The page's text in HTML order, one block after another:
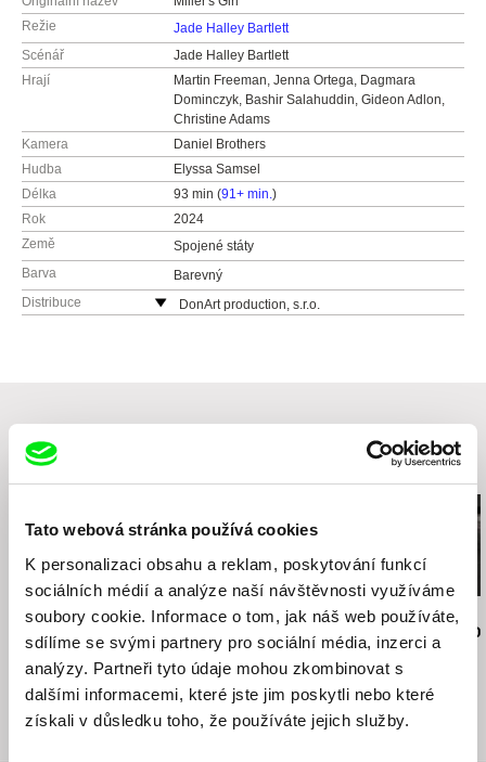
Tato webová stránka používá cookies
K personalizaci obsahu a reklam, poskytování funkcí
sociálních médií a analýze naší návštěvnosti využíváme
soubory cookie. Informace o tom, jak náš web používáte,
sdílíme se svými partnery pro sociální média, inzerci a
analýzy. Partneři tyto údaje mohou zkombinovat s
dalšími informacemi, které jste jim poskytli nebo které
získali v důsledku toho, že používáte jejich služby.
Režie
Jade Halley Bartlett
Scénář
Jade Halley Bartlett
Hrají
Martin Freeman, Jenna Ortega, Dagmara
Dominczyk, Bashir Salahuddin, Gideon Adlon,
Christine Adams
Kamera
Daniel Brothers
Hudba
Elyssa Samsel
Délka
93 min (91+ min.)
Rok
2024
Země
Spojené státy
Barva
Barevný
Distribuce
DonArt production, s.r.o.
Související filmy (20)
Jiří Menzel
Na samotě u lesa
Nikolas Sand Martin Hollý
Případ pro